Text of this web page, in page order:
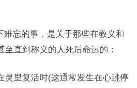
难忘的事，是关于那些在教义和
至直到称义的人死后命运的：
里复活时(这通常发生在心跳停